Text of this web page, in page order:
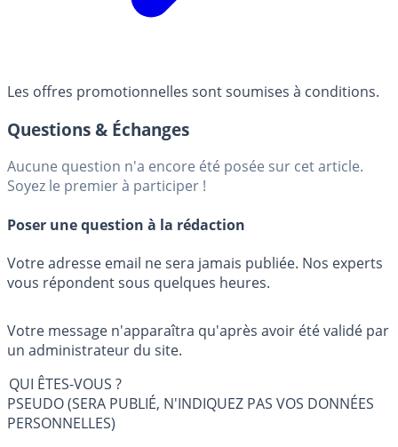
Les offres promotionnelles sont soumises à conditions.
Questions & Échanges
Aucune question n'a encore été posée sur cet article.
Soyez le premier à participer !
Poser une question à la rédaction
Votre adresse email ne sera jamais publiée. Nos experts
vous répondent sous quelques heures.
Votre message n'apparaîtra qu'après avoir été validé par
un administrateur du site.
QUI ÊTES-VOUS ?
PSEUDO (SERA PUBLIÉ, N'INDIQUEZ PAS VOS DONNÉES
PERSONNELLES)